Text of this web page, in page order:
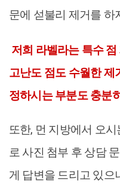
문에 섣불리 제거를 하
저희 라벨라는 특수
고난도 점도 수월한 제
정하시는 부분도 충분
또한, 먼 지방에서 오
로 사진 첨부 후 상담
게 답변을 드리고 있으